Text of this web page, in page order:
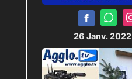
26 Janv. 2022